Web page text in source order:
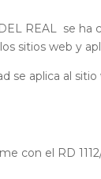
REAL se
sitios web y
se aplica al
con el RD